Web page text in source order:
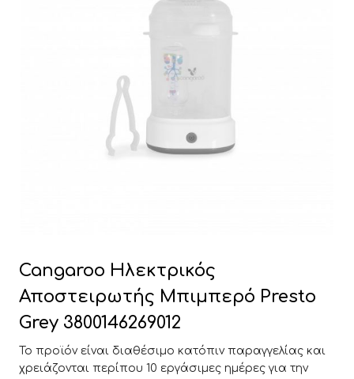
Cangaroo Ηλεκτρικός
Αποστειρωτής Μπιμπερό Presto
Grey 3800146269012
Το προϊόν είναι διαθέσιμο κατόπιν παραγγελίας και
χρειάζονται περίπου 10 εργάσιμες ημέρες για την